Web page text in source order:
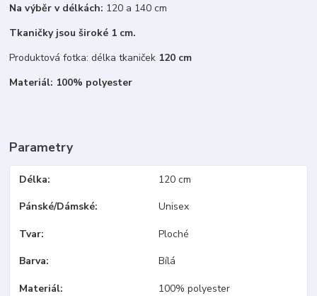
Na výběr v délkách: 120 a 140 cm
Tkaničky jsou široké 1 cm.
Produktová fotka: délka tkaniček 120 cm
Materiál: 100% polyester
Parametry
Délka 120 cm
Pánské/Dámské Unisex
Tvar Ploché
Barva Bílá
Materiál 100% polyester